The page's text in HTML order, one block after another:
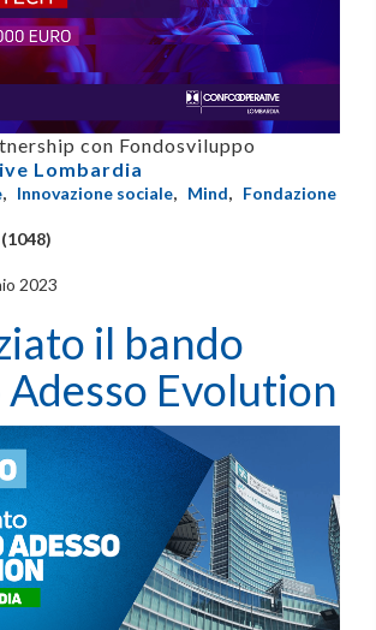
con Fondosviluppo
Lombardia
, Innovazione sociale, Mind, Fondazione
(1048)
2023
il bando
Evolution